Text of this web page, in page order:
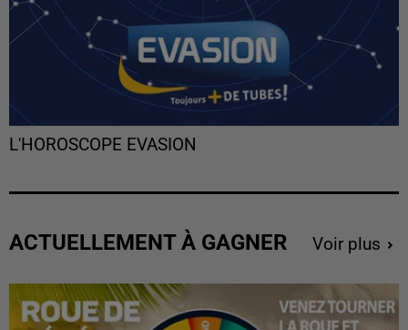
L'HOROSCOPE EVASION
ACTUELLEMENT À GAGNER Voir plus